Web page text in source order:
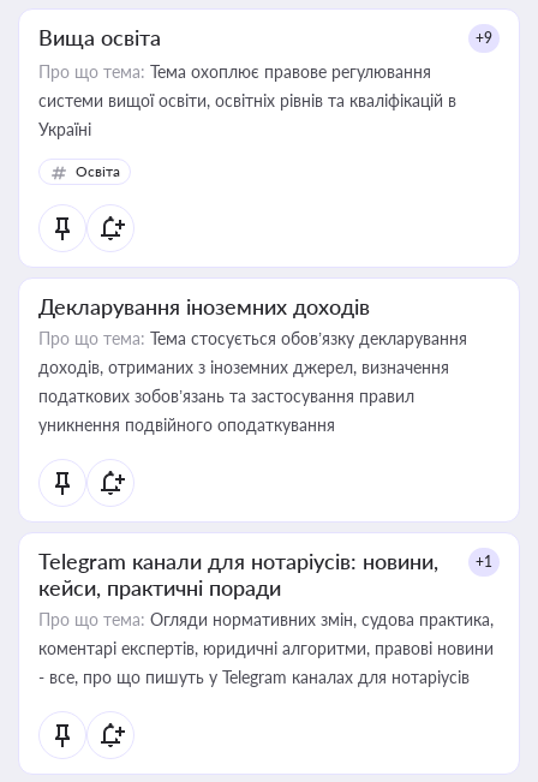
Вища освіта +9
Про що тема: Тема охоплює правове регулювання
системи вищої освіти, освітніх рівнів та кваліфікацій в
Україні
Освіта
Декларування іноземних доходів
Про що тема: Тема стосується обов’язку декларування
доходів, отриманих з іноземних джерел, визначення
податкових зобов’язань та застосування правил
уникнення подвійного оподаткування
Telegram канали для нотаріусів: новини,
кейси, практичні поради
+1
Про що тема: Огляди нормативних змін, судова практика,
коментарі експертів, юридичні алгоритми, правові новини
- все, про що пишуть у Telegram каналах для нотаріусів